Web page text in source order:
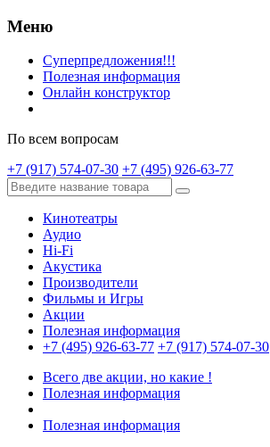
Меню
Суперпредложения!!!
Полезная информация
Онлайн конструктор
По всем вопросам
+7 (917) 574-07-30 +7 (495) 926-63-77
Кинотеатры
Аудио
Hi-Fi
Акустика
Производители
Фильмы и Игры
Акции
Полезная информация
+7 (495) 926-63-77 +7 (917) 574-07-30
Всего две акции, но какие !
Полезная информация
Полезная информация